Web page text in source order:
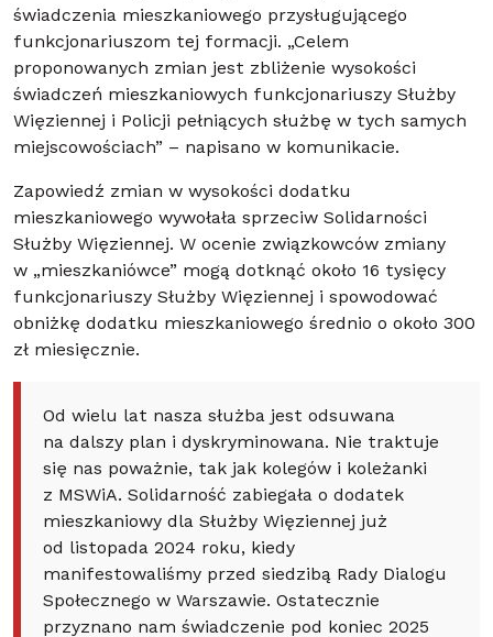
świadczenia mieszkaniowego przysługującego
funkcjonariuszom tej formacji. „Celem
proponowanych zmian jest zbliżenie wysokości
świadczeń mieszkaniowych funkcjonariuszy Służby
Więziennej i Policji pełniących służbę w tych samych
miejscowościach” – napisano w komunikacie.
Zapowiedź zmian w wysokości dodatku
mieszkaniowego wywołała sprzeciw Solidarności
Służby Więziennej. W ocenie związkowców zmiany
w „mieszkaniówce” mogą dotknąć około 16 tysięcy
funkcjonariuszy Służby Więziennej i spowodować
obniżkę dodatku mieszkaniowego średnio o około 300
zł miesięcznie.
Od wielu lat nasza służba jest odsuwana
na dalszy plan i dyskryminowana. Nie traktuje
się nas poważnie, tak jak kolegów i koleżanki
z MSWiA. Solidarność zabiegała o dodatek
mieszkaniowy dla Służby Więziennej już
od listopada 2024 roku, kiedy
manifestowaliśmy przed siedzibą Rady Dialogu
Społecznego w Warszawie. Ostatecznie
przyznano nam świadczenie pod koniec 2025